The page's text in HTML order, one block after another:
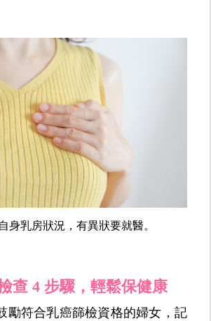
身乳房狀況，有異狀要就醫。
查 4 步驟，輕鬆保健康
勵符合乳癌篩檢資格的婦女，記